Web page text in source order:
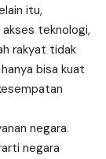
itu,
teknologi,
rakyat tidak
bisa kuat
negara.
negara